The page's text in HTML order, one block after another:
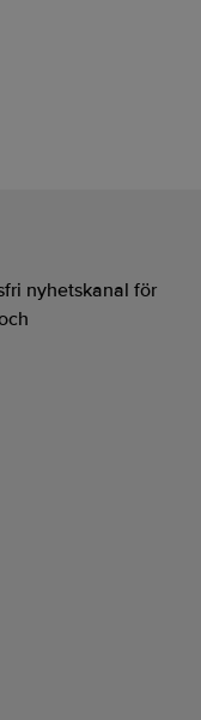
nyhetskanal för